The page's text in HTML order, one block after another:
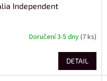
Independent
Doručení 3-5 dny(7 ks)
DETAIL